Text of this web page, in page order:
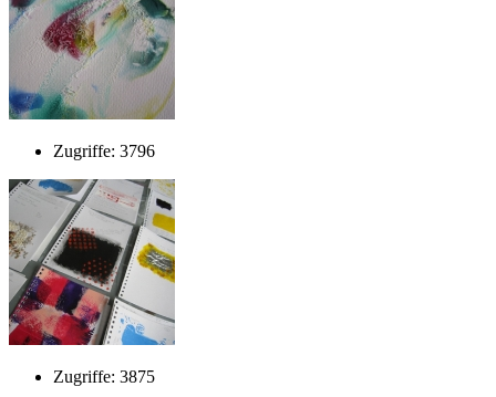
Zugriffe: 3796
Zugriffe: 3875